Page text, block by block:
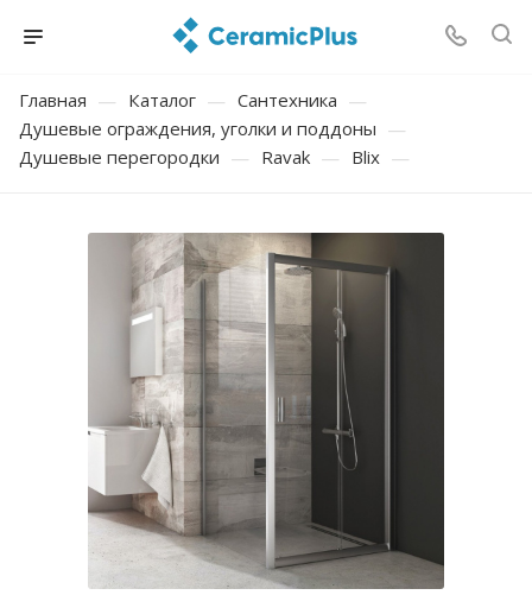
Главная — Каталог — Сантехника —
Душевые ограждения, уголки и поддоны —
Душевые перегородки — Ravak — Blix —